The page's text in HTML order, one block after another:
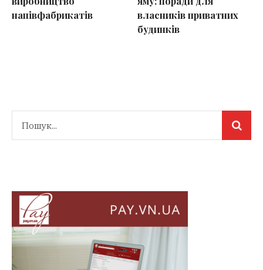
напівфабрикатів
власників приватних
будинків